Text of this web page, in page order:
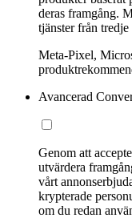
deras framgång.
tjänster från
Meta-Pixel,
Avancerad
Genom att
utvärdera
vårt
krypterade
om du redan